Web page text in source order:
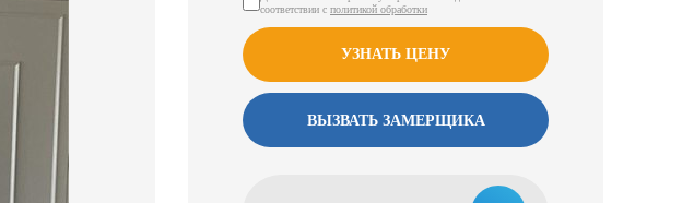
соответствии с политикой обработки
УЗНАТЬ ЦЕНУ
ВЫЗВАТЬ ЗАМЕРЩИКА